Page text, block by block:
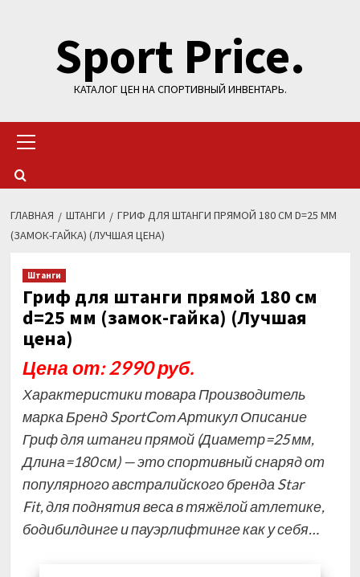
содержимомуSport Price.
КАТАЛОГ ЦЕН НА СПОРТИВНЫЙ ИНВЕНТАРЬ.
меню
ГЛАВНАЯ ШТАНГИ
ГРИФ ДЛЯ ШТАНГИ ПРЯМОЙ 180 СМ D=25 ММ
(ЗАМОК-ГАЙКА) (ЛУЧШАЯ ЦЕНА)
Штанги
Гриф для штанги прямой 180 см
d=25 мм (замок-гайка) (Лучшая
цена)
Цена от: 2990 руб.
Характеристики товара Производитель
марка Бренд SportCom Артикул Описание
Гриф для штанги прямой (Диаметр=25 мм,
Длина=180 см) — это спортивный снаряд от
популярного австралийского бренда Star
Fit, для поднятия веса в тяжёлой атлетике,
бодибилдинге и пауэрлифтинге как у себя…